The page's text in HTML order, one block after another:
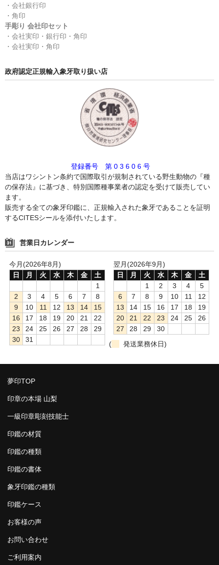
・会社銀行印
・角印
手彫り 会社印セット
・会社実印・銀行印・角印
・会社実印・角印
政府認定正規輸入象牙取り扱い店
登録番号 第 0 3 6 0 6 号
当店はワシントン条約で国際取引が規制されている野生動物の『種
の保存法』に基づき、特別国際種事業者の認定を受けて販売してい
ます。
販売する全ての象牙印鑑に、正規輸入された象牙であることを証明
するCITESシールを添付いたします。
営業日カレンダー
今月(2026年8月)
日
月 火 水 木 金
土
1
2
3 4 5 6 7
8
9
10 11 12 13 14
15
16
17 18 19 20 21
22
23
24 25 26 27 28
29
30
31
翌月(2026年9月)
日
月 火 水 木 金
土
1
2 3 4
5
6
7 8 9 10 11
12
13
14 15 16 17 18
19
20
21 22 23 24 25
26
27
28 29
30
(
発送業務休日)
夢印TOP
印章の本場 山梨
一級印章彫刻技能士
印鑑の材質
印鑑の種類
印鑑の書体
象牙印鑑の種類
印鑑ケース
お客様の声
お問い合わせ
ご利用案内